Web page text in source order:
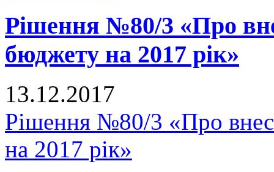
Рішення №80/3 «Про
бюджету на 2017 рік»
13.12.2017
Рішення №80/3 «Про
на 2017 рік»